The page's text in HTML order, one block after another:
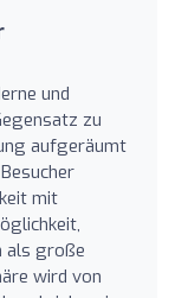
und
zu
aufgeräumt
mit
als große
wird von